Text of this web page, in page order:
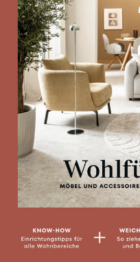
Datenschutzerklärung